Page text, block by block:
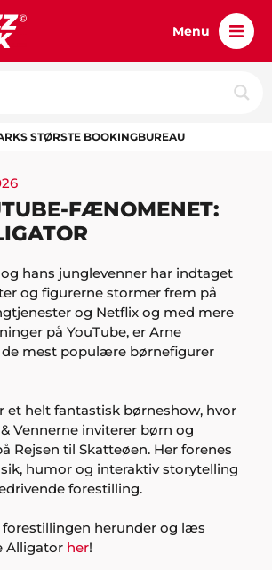
Menu
STØRSTE BOOKINGBUREAU
FÆNOMENET:
hans junglevenner har indtaget
og figurerne stormer frem på
og Netflix og med mere
på YouTube, er Arne
mest populære børnefigurer
et helt fantastisk børneshow, hvor
Vennerne inviterer børn og
Rejsen til Skatteøen. Her forenes
humor og interaktiv storytelling
forestilling.
forestillingen herunder og læs
Alligator her!